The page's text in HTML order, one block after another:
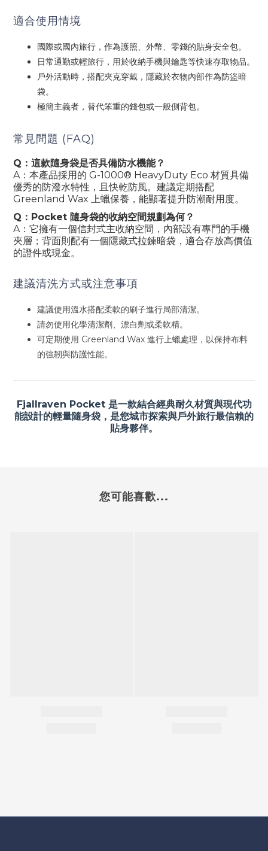
適合使用情境
國際或國內旅行，作為護照、外幣、零錢的貼身安全包。
日常通勤或輕旅行，用於收納手機與鑰匙等快速存取物品。
戶外活動時，搭配夾克穿戴，隱藏於衣物內部作為防盜暗
袋。
極簡主義者，替代笨重的錢包或一般側背包。
常見問題 (FAQ)
Q：這款隨身袋是否具備防水機能？
A：本產品採用的 G-1000® HeavyDuty Eco 材質具備
優秀的防潑水特性，且快乾防風。建議定期搭配
Greenland Wax 上蠟保養，能顯著提升防潮耐用度。
Q：Pocket 隨身袋的收納空間規劃為何？
A：它擁有一個信封式主收納空間，內部設有專門的手機
夾層；背面則配有一個隱藏式拉鍊暗袋，適合存放高價值
的證件或現金。
建議清洗方式或注意事項
建議使用溫水搭配柔軟的刷子進行局部清潔。
請勿使用化學清潔劑、漂白劑或柔軟精。
可定期使用 Greenland Wax 進行上蠟處理，以保持布料
的強韌與防護性能。
Fjallraven Pocket 是一款結合經典耐久材質與現代功
能設計的輕量隨身袋，是您城市探索與戶外旅行最信賴的
貼身夥伴。
您可能喜歡...